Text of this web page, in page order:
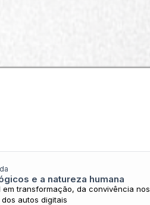
e a natureza humana
transformação, da convivência nos
autos digitais